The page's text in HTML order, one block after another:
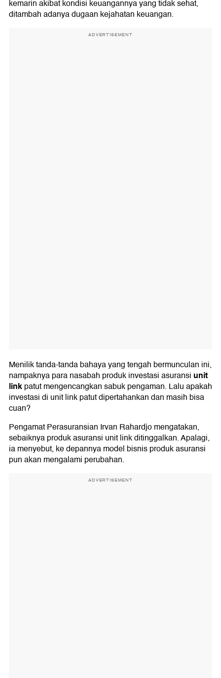
kemarin akibat kondisi keuangannya yang tidak sehat,
ditambah adanya dugaan kejahatan keuangan.
ADVERTISEMENT
Menilik tanda-tanda bahaya yang tengah bermunculan ini,
nampaknya para nasabah produk investasi asuransi unit
linkpatut mengencangkan sabuk pengaman. Lalu apakah
investasi di unit link patut dipertahankan dan masih bisa
cuan?
Pengamat Perasuransian Irvan Rahardjo mengatakan,
sebaiknya produk asuransi unit link ditinggalkan. Apalagi,
ia menyebut, ke depannya model bisnis produk asuransi
pun akan mengalami perubahan.
ADVERTISEMENT